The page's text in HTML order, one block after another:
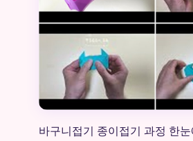
바구니접기 종이접기 과정 한눈